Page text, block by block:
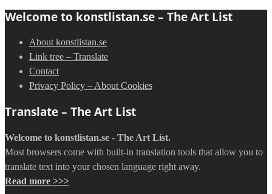
till
kategori:
Welcome to konstlistan.se – The Art List
About konstlistan.se
Link tree – Translate
Contact
Privacy Policy – About Cookies
Translate – The Art List
Welcome to konstlistan.se - The Art List.
Most browsers come with built-in translation tools that allow you to
translate text into your chosen language right away.
Read more >>>